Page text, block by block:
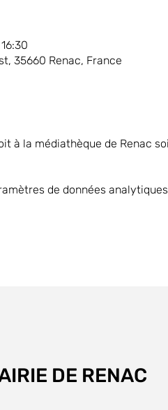
35660 Renac, France
à la médiathèque de Renac
de données
DE RENAC